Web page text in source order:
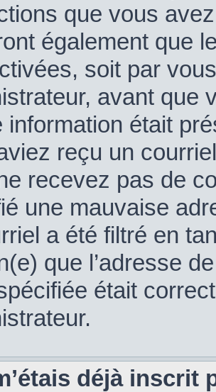
que vous
également que
soit par
avant que
information était
reçu un
recevez pas de
une mauvaise
a été filtré en
que l’adresse
était
déjà inscrit